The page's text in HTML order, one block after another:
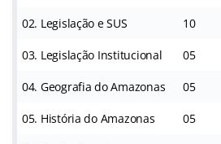
02. Legislação e SUS 10
03. Legislação Institucional 05
04. Geografia do Amazonas 05
05. História do Amazonas 05